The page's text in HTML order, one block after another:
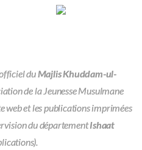
du Majlis Khuddam-ul-
de la Jeunesse Musulmane
web et les publications imprimées
du départementIshaat